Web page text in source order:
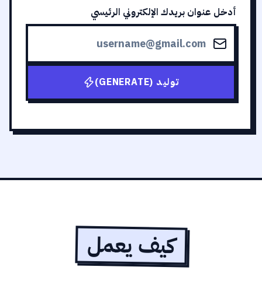
أدخل عنوان بريدك الإلكتروني الرئيسي
توليد (GENERATE)
كيف يعمل